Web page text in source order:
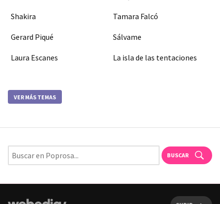
Shakira Tamara Falcó
Gerard Piqué Sálvame
Laura Escanes La isla de las tentaciones
VER MÁS TEMAS
BUSCAR